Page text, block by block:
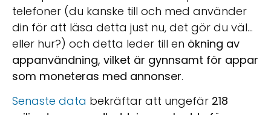
telefoner (du kanske till och med använder
din för att läsa detta just nu, det gör du väl...
eller hur?) och detta leder till en ökning av
appanvändning, vilket är gynnsamt för appar
som moneteras med annonser.
Senaste data bekräftar att ungefär 218